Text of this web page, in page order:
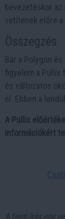
bevezetéskor
vetítenek előre
Összegzés
Bár a Polygon
figyelem a Pullix
és változatos
el. Ebben a
A Pullix
információkért
A fenti írás egy